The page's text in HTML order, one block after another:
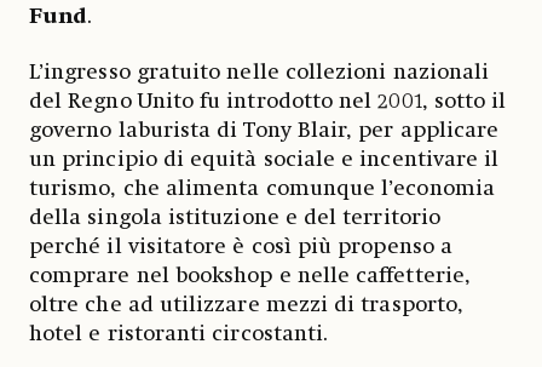
Fund.
L’ingresso gratuito nelle collezioni nazionali
del Regno Unito fu introdotto nel 2001, sotto il
governo laburista di Tony Blair, per applicare
un principio di equità sociale e incentivare il
turismo, che alimenta comunque l’economia
della singola istituzione e del territorio
perché il visitatore è così più propenso a
comprare nel bookshop e nelle caffetterie,
oltre che ad utilizzare mezzi di trasporto,
hotel e ristoranti circostanti.